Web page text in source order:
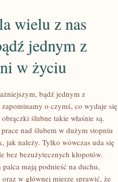
wielu z nas
jednym z
w życiu
bądź jednym z
o czymś, co wydaje się
ślubne takie właśnie są.
nad ślubem w dużym stopniu
jak należy. Tylko wówczas uda się
bez bezużytecznych kłopotów.
mają podnieść na duchu,
w głównej mierze sprawić, że